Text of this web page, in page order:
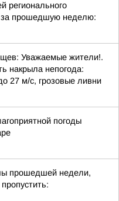
регионального
за прошедшую неделю:
Уважаемые жители!.
накрыла непогода:
27 м/с, грозовые ливни
погоды
прошедшей недели,